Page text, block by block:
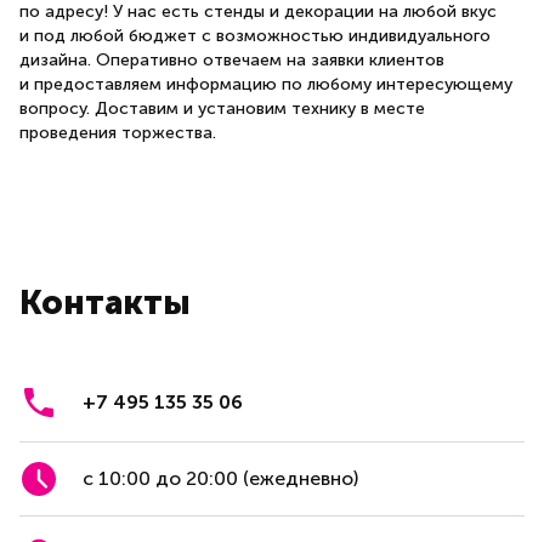
по адресу! У нас есть стенды и декорации на любой вкус
и под любой бюджет с возможностью индивидуального
дизайна. Оперативно отвечаем на заявки клиентов
и предоставляем информацию по любому интересующему
вопросу. Доставим и установим технику в месте
проведения торжества.
Контакты
+7 495 135 35 06
с 10:00 до 20:00 (ежедневно)